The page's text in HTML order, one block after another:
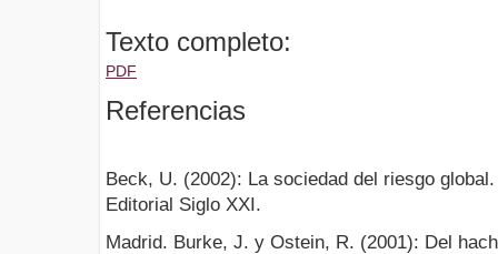
Texto completo:
PDF
Referencias
Beck, U. (2002): La sociedad del riesgo
Editorial Siglo XXI.
Madrid. Burke, J. y Ostein, R. (2001): Del